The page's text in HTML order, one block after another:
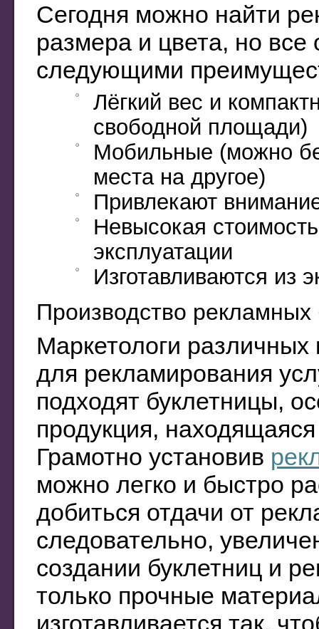
Сегодня можно найти
размера и цвета, но
следующими
Лёгкий вес и
свободной площади)
Мобильные (можно
места на другое)
Привлекают
Невысокая
эксплуатации
Изготавливаются из
Производство рекламных
Маркетологи
для рекламирования
подходят буклетницы,
продукция,
Грамотно установив
можно легко и быстро
добиться отдачи от
следовательно,
создании буклетниц и
только прочные
изготавливается так,